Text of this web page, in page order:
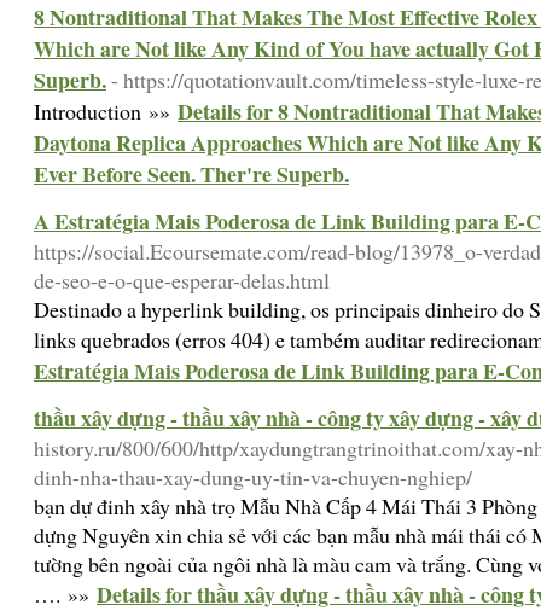
8 Nontraditional That Makes The Most Effective
Which are Not like Any Kind of You have actually Got
Superb.- https://quotationvault.com/timeless-style-luxe-
Introduction »» Details for 8 Nontraditional That
Daytona Replica Approaches Which are Not like Any
Ever Before Seen. Ther're Superb.
A Estratégia Mais Poderosa de Link Building para E-
https://social.Ecoursemate.com/read-blog/13978_o-
de-seo-e-o-que-esperar-delas.html
Destinado a hyperlink building, os principais dinheiro do
links quebrados (erros 404) e também auditar
Estratégia Mais Poderosa de Link Building para E-
thầu xây dựng - thầu xây nhà - công ty xây dựng - xây
history.ru/800/600/http/xaydungtrangtrinoithat.com/xay-
dinh-nha-thau-xay-dung-uy-tin-va-chuyen-nghiep/
bạn dự đinh xây nhà trọ Mẫu Nhà Cấp 4 Mái Thái 3
dựng Nguyên xin chia sẻ với các bạn mẫu nhà mái thái có
tường bên ngoài của ngôi nhà là màu cam và trắng. Cùng
…. »» Details for thầu xây dựng - thầu xây nhà - công